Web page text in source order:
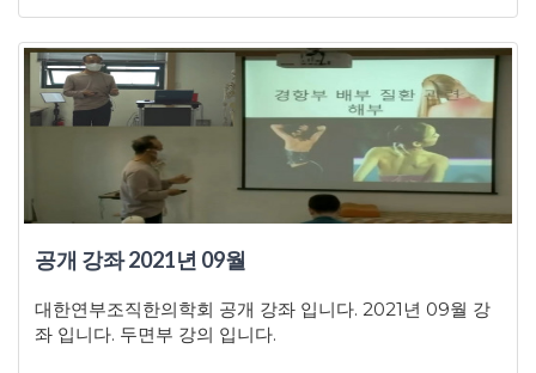
공개 강좌 2021년 09월
대한연부조직한의학회 공개 강좌 입니다. 2021년 09월 강
좌 입니다. 두면부 강의 입니다.